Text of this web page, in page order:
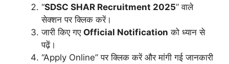
“SDSC SHAR Recruitment 2025” वाले
सेक्शन पर क्लिक करें।
जारी किए गए Official Notification को ध्यान से
पढ़ें।
“Apply Online” पर क्लिक करें और मांगी गई जानकारी